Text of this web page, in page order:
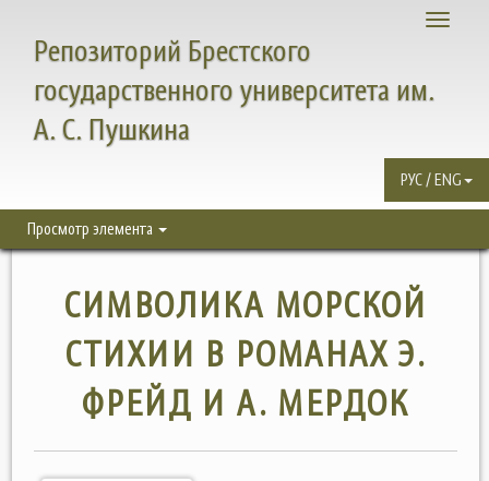
Toggle
Репозиторий Брестского
государственного университета им.
А. С. Пушкина
РУС / ENG
Просмотр элемента
СИМВОЛИКА МОРСКОЙ
СТИХИИ В РОМАНАХ Э.
ФРЕЙД И А. МЕРДОК